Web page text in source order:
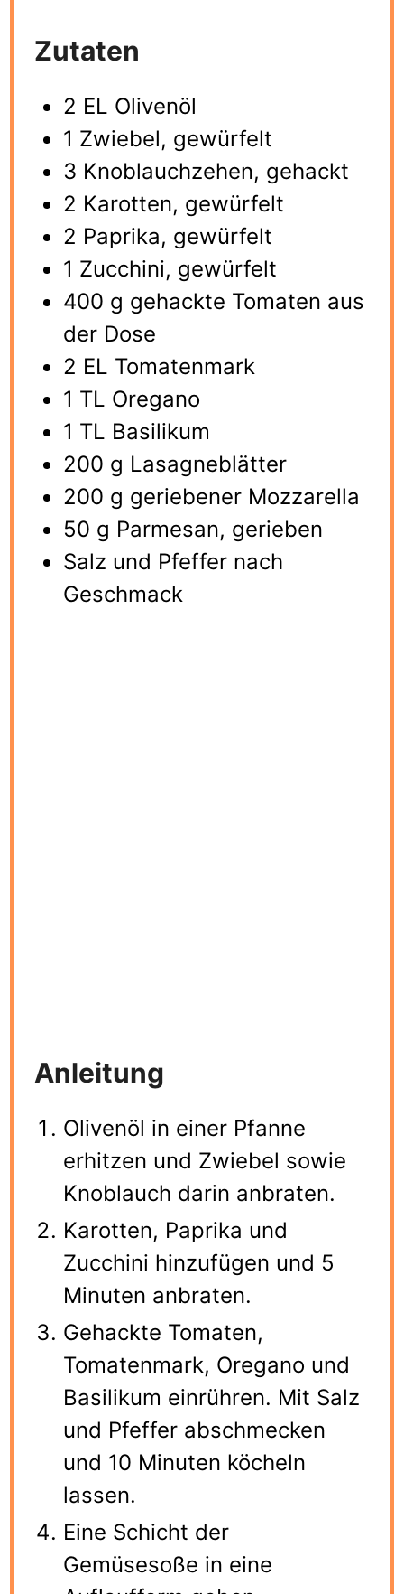
Zutaten
2 EL Olivenöl
1 Zwiebel, gewürfelt
3 Knoblauchzehen, gehackt
2 Karotten, gewürfelt
2 Paprika, gewürfelt
1 Zucchini, gewürfelt
400 g gehackte Tomaten aus
der Dose
2 EL Tomatenmark
1 TL Oregano
1 TL Basilikum
200 g Lasagneblätter
200 g geriebener Mozzarella
50 g Parmesan, gerieben
Salz und Pfeffer nach
Geschmack
Anleitung
Olivenöl in einer Pfanne
erhitzen und Zwiebel sowie
Knoblauch darin anbraten.
Karotten, Paprika und
Zucchini hinzufügen und 5
Minuten anbraten.
Gehackte Tomaten,
Tomatenmark, Oregano und
Basilikum einrühren. Mit Salz
und Pfeffer abschmecken
und 10 Minuten köcheln
lassen.
Eine Schicht der
Gemüsesoße in eine